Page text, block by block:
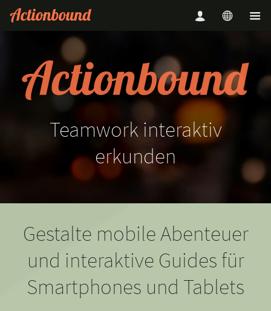
Teamwork interaktiv
erkunden
Gestalte mobile Abenteuer
und interaktive Guides für
Smartphones und Tablets